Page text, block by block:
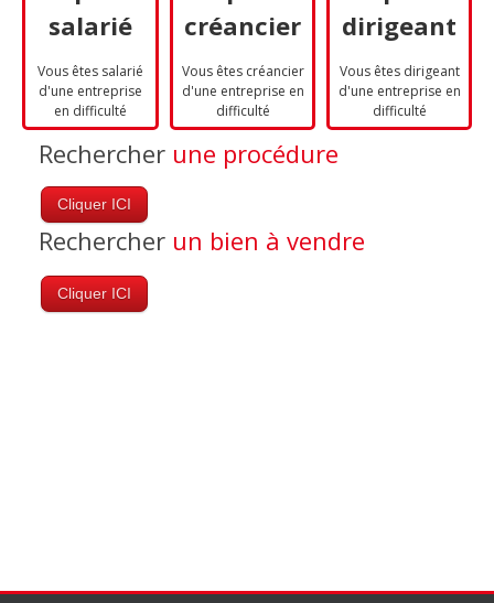
salarié
Vous êtes salarié
d'une entreprise
en difficulté
créancier
Vous êtes créancier
d'une entreprise en
difficulté
dirigeant
Vous êtes dirigeant
d'une entreprise en
difficulté
Rechercher une procédure
Cliquer ICI
Rechercher un bien à vendre
Cliquer ICI